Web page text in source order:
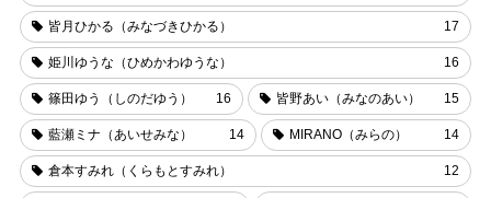
皆月ひかる（みなづきひかる） 17
姫川ゆうな（ひめかわゆうな） 16
篠田ゆう（しのだゆう） 16 皆野あい（みなのあい） 15
藍瀬ミナ（あいせみな） 14 MIRANO（みらの） 14
倉本すみれ（くらもとすみれ） 12